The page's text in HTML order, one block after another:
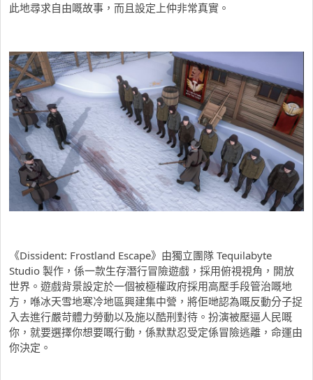
此地尋求自由嘅故事，而且設定上仲非常真實。
《Dissident: Frostland Escape》由獨立團隊 Tequilabyte
Studio 製作，係一款生存潛行冒險遊戲，採用俯視視角，開放
世界。遊戲背景設定於一個被極權政府採用高壓手段管治嘅地
方，喺冰天雪地寒冷地區興建集中營，將佢哋認為嘅反動分子捉
入去進行嚴苛體力勞動以及施以酷刑對待。扮演被壓逼人民嘅
你，就要選擇你想要嘅行動，係默默忍受定係冒險逃離，命運由
你決定。